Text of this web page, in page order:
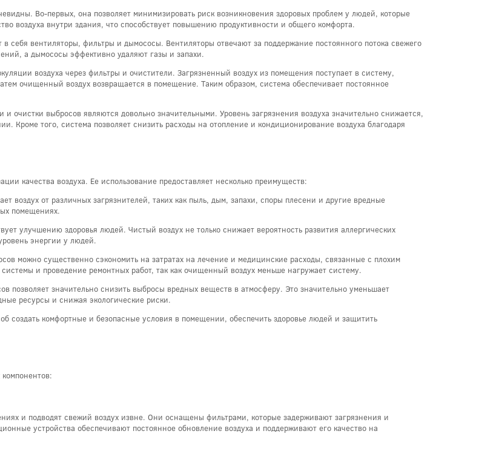
Во-первых, она позволяет минимизировать риск возникновения здоровых проблем у людей, которые
воздуха внутри здания, что способствует повышению продуктивности и общего комфорта.
вентиляторы, фильтры и дымососы. Вентиляторы отвечают за поддержание постоянного потока свежего
а дымососы эффективно удаляют газы и запахи.
воздуха через фильтры и очистители. Загрязненный воздух из помещения поступает в систему,
очищенный воздух возвращается в помещение. Таким образом, система обеспечивает постоянное
очистки выбросов являются довольно значительными. Уровень загрязнения воздуха значительно снижается,
Кроме того, система позволяет снизить расходы на отопление и кондиционирование воздуха благодаря
качества воздуха. Ее использование предоставляет несколько преимуществ:
воздух от различных загрязнителей, таких как пыль, дым, запахи, споры плесени и другие вредные
помещениях.
улучшению здоровья людей. Чистый воздух не только снижает вероятность развития аллергических
энергии у людей.
можно существенно сэкономить на затратах на лечение и медицинские расходы, связанные с плохим
и проведение ремонтных работ, так как очищенный воздух меньше нагружает систему.
позволяет значительно снизить выбросы вредных веществ в атмосферу. Это значительно уменьшает
ресурсы и снижая экологические риски.
создать комфортные и безопасные условия в помещении, обеспечить здоровье людей и защитить
и подводят свежий воздух извне. Они оснащены фильтрами, которые задерживают загрязнения и
устройства обеспечивают постоянное обновление воздуха и поддерживают его качество на